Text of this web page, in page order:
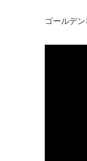
ゴールデ